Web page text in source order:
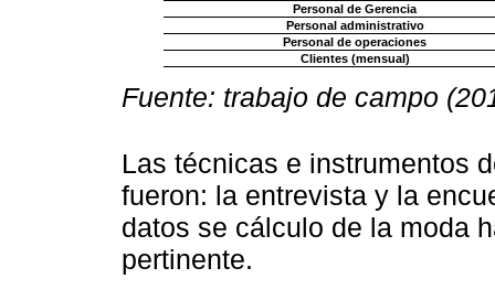
Personal de Gerencia
Personal administrativo
Personal de operaciones
Clientes (mensual)
Fuente: trabajo de campo
Las técnicas e instrumentos
fueron: la entrevista y la
datos se cálculo de la moda
pertinente.